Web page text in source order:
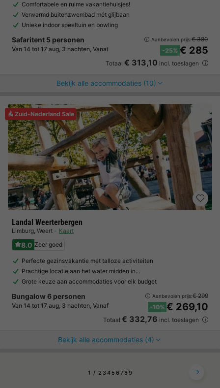
Comfortabele en ruime vakantiehuisjes!
Verwarmd buitenzwembad mét glijbaan
Unieke indoor speeltuin en bowling
Safaritent 5 personen
Van 14 tot 17 aug, 3 nachten, Vanaf
Aanbevolen prijs:€ 380
-25% € 285
Totaal € 313,10 incl. toeslagen
Bekijk alle accommodaties (10)
Zuid-Nederland Sale
Landal Weerterbergen
Limburg, Weert Kaart
8.0 Zeer goed
Perfecte gezinsvakantie met talloze activiteiten
Prachtige locatie aan het water midden in…
Grote keuze aan accommodaties voor elk budget
Bungalow 6 personen
Van 14 tot 17 aug, 3 nachten, Vanaf
Aanbevolen prijs:€ 299
-10% € 269,10
Totaal € 332,76 incl. toeslagen
Bekijk alle accommodaties (4)
1 2 3 4 5 67 8 9